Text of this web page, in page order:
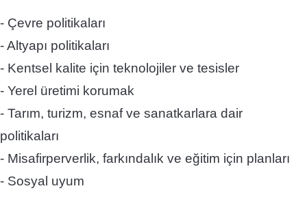
-​ Çevre politikaları
- Altyapı politikaları
- Kentsel kalite için teknolojiler ve tesisler
- Yerel üretimi korumak
- Tarım, turizm, esnaf ve sanatkarlara dair
politikaları
- Misafirperverlik, farkındalık ve eğitim için planları
- Sosyal uyum